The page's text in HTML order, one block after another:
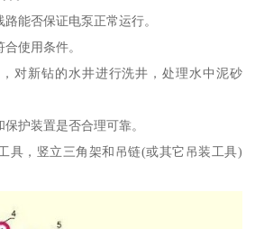
能否保证电泵正常运行。
使用条件。
对新钻的水井进行洗井，处理水中泥砂
护装置是否合理可靠。
具，竖立三角架和吊链(或其它吊装工具)